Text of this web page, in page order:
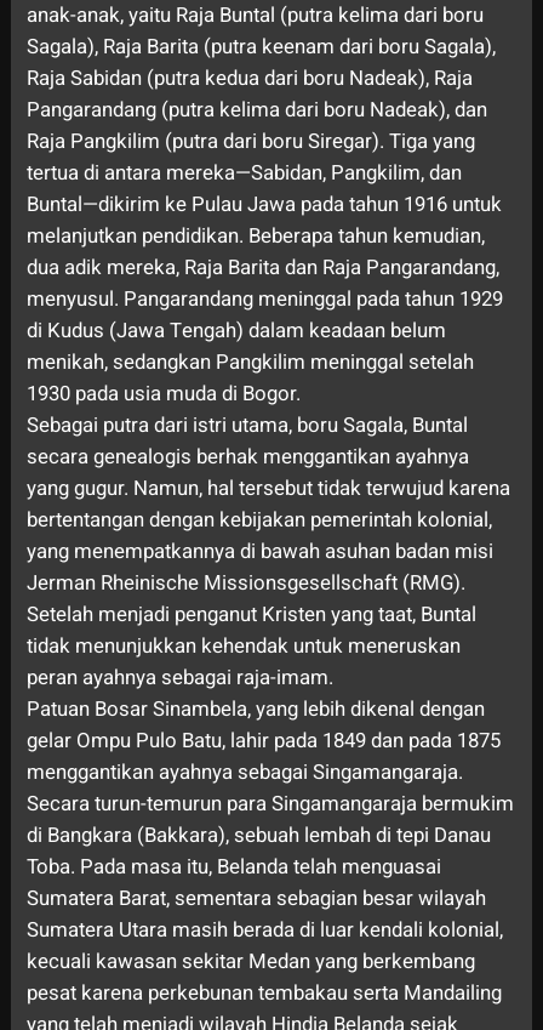
anak-anak, yaitu Raja Buntal (putra kelima dari boru
Sagala), Raja Barita (putra keenam dari boru Sagala),
Raja Sabidan (putra kedua dari boru Nadeak), Raja
Pangarandang (putra kelima dari boru Nadeak), dan
Raja Pangkilim (putra dari boru Siregar). Tiga yang
tertua di antara mereka—Sabidan, Pangkilim, dan
Buntal—dikirim ke Pulau Jawa pada tahun 1916 untuk
melanjutkan pendidikan. Beberapa tahun kemudian,
dua adik mereka, Raja Barita dan Raja Pangarandang,
menyusul. Pangarandang meninggal pada tahun 1929
di Kudus (Jawa Tengah) dalam keadaan belum
menikah, sedangkan Pangkilim meninggal setelah
1930 pada usia muda di Bogor.
Sebagai putra dari istri utama, boru Sagala, Buntal
secara genealogis berhak menggantikan ayahnya
yang gugur. Namun, hal tersebut tidak terwujud karena
bertentangan dengan kebijakan pemerintah kolonial,
yang menempatkannya di bawah asuhan badan misi
Jerman Rheinische Missionsgesellschaft (RMG).
Setelah menjadi penganut Kristen yang taat, Buntal
tidak menunjukkan kehendak untuk meneruskan
peran ayahnya sebagai raja-imam.
Patuan Bosar Sinambela, yang lebih dikenal dengan
gelar Ompu Pulo Batu, lahir pada 1849 dan pada 1875
menggantikan ayahnya sebagai Singamangaraja.
Secara turun-temurun para Singamangaraja bermukim
di Bangkara (Bakkara), sebuah lembah di tepi Danau
Toba. Pada masa itu, Belanda telah menguasai
Sumatera Barat, sementara sebagian besar wilayah
Sumatera Utara masih berada di luar kendali kolonial,
kecuali kawasan sekitar Medan yang berkembang
pesat karena perkebunan tembakau serta Mandailing